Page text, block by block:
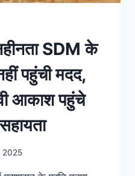
SDM के
पहुंची मदद,
आकाश पहुंचे
2025